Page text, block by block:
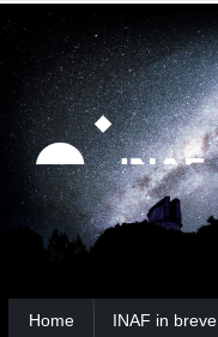
Strumenti
personali
Salta
contenuti.
|
Salta
alla
navigazione
Ricerca
avanzata…
Home INAF in breve